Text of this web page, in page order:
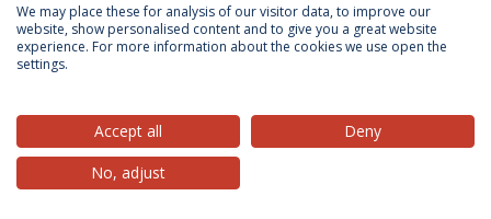
Política de Privacidade
Termos & Condições
Direitos do Titular dos Dados
© 2026 Universidade Católica Portuguesa
We may place these for analysis of our visitor data, to improve our
website, show personalised content and to give you a great website
experience. For more information about the cookies we use open the
settings.
Accept all
Deny
No, adjust